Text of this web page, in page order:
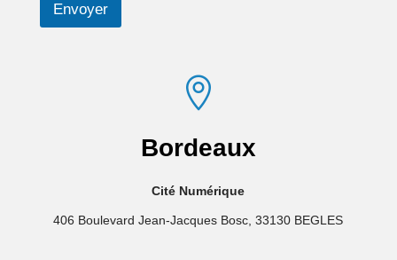
Envoyer

Bordeaux
Cité Numérique
406 Boulevard Jean-Jacques Bosc, 33130 BEGLES